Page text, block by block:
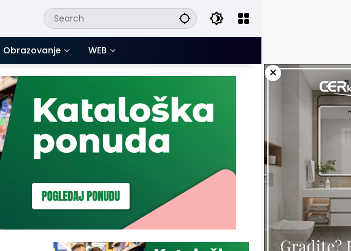
Obrazovanje WEB
×